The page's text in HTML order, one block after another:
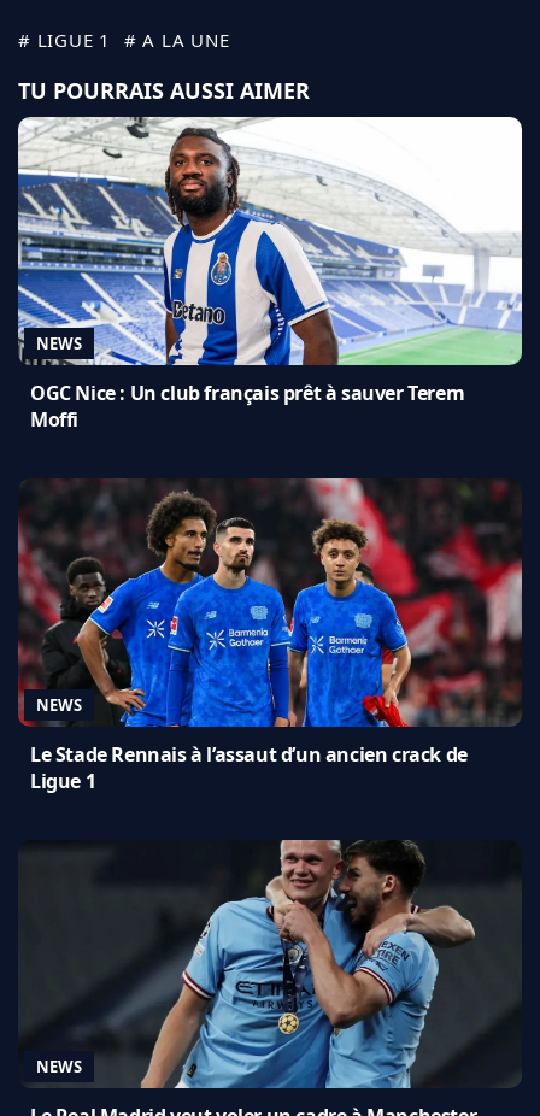
# LIGUE 1 # A LA UNE
TU POURRAIS AUSSI AIMER
NEWS
OGC Nice : Un club français prêt à sauver Terem
Moffi
NEWS
Le Stade Rennais à l’assaut d’un ancien crack de
Ligue 1
NEWS